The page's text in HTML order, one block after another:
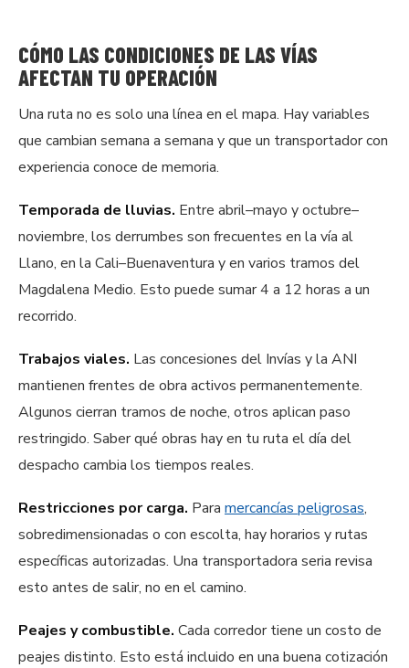
CÓMO LAS CONDICIONES DE LAS VÍAS
AFECTAN TU OPERACIÓN
Una ruta no es solo una línea en el mapa. Hay variables
que cambian semana a semana y que un transportador con
experiencia conoce de memoria.
Temporada de lluvias. Entre abril–mayo y octubre–
noviembre, los derrumbes son frecuentes en la vía al
Llano, en la Cali–Buenaventura y en varios tramos del
Magdalena Medio. Esto puede sumar 4 a 12 horas a un
recorrido.
Trabajos viales. Las concesiones del Invías y la ANI
mantienen frentes de obra activos permanentemente.
Algunos cierran tramos de noche, otros aplican paso
restringido. Saber qué obras hay en tu ruta el día del
despacho cambia los tiempos reales.
Restricciones por carga. Para mercancías peligrosas,
sobredimensionadas o con escolta, hay horarios y rutas
específicas autorizadas. Una transportadora seria revisa
esto antes de salir, no en el camino.
Peajes y combustible. Cada corredor tiene un costo de
peajes distinto. Esto está incluido en una buena cotización